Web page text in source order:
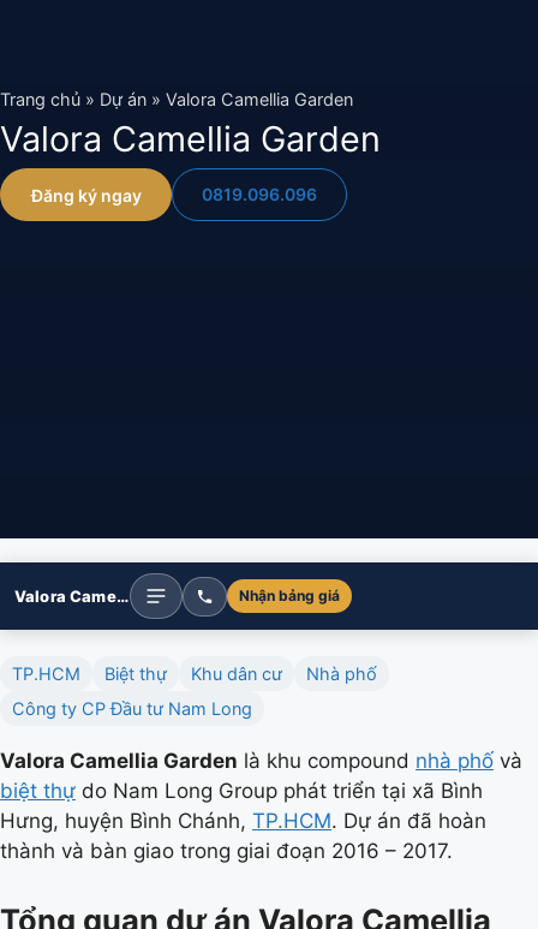
dung
Trang chủ » Dự án » Valora Camellia Garden
Valora Camellia Garden
Đăng ký ngay 0819.096.096
Valora Camellia Garden Nhận bảng giá
TP.HCM Biệt thự Khu dân cư
Nhà phố
Công ty CP Đầu tư Nam Long
Valora Camellia Garden là khu compound nhà phố và
biệt thự do Nam Long Group phát triển tại xã Bình
Hưng, huyện Bình Chánh, TP.HCM. Dự án đã hoàn
thành và bàn giao trong giai đoạn 2016 – 2017.
Tổng quan dự án Valora Camellia